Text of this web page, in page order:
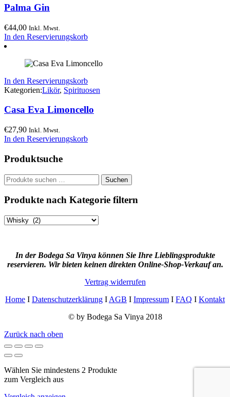
Palma Gin
€44,00 Inkl. Mwst.
In den Reservierungskorb
In den Reservierungskorb
Kategorien:Likör, Spirituosen
Casa Eva Limoncello
€27,90 Inkl. Mwst.
In den Reservierungskorb
Produktsuche
Suchen
nach:
Suchen
Produkte nach Kategorie filtern
In der Bodega Sa Vinya können Sie Ihre Lieblingsprodukte
reservieren. Wir bieten keinen direkten Online-Shop-Verkauf an.
Vertrag widerrufen
Home I Datenschutzerklärung I AGB I Impressum I FAQ I Kontakt
© by Bodega Sa Vinya 2018
Zurück nach oben
Wählen Sie mindestens 2 Produkte
zum Vergleich aus